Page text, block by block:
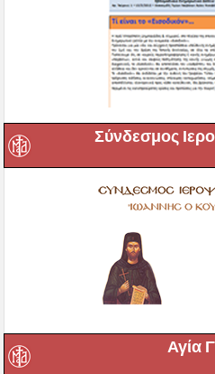
Σύνδεσμος
Αγία